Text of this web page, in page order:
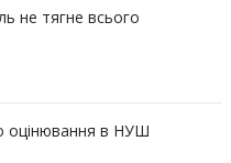
не тягне всього
оцінювання в НУШ